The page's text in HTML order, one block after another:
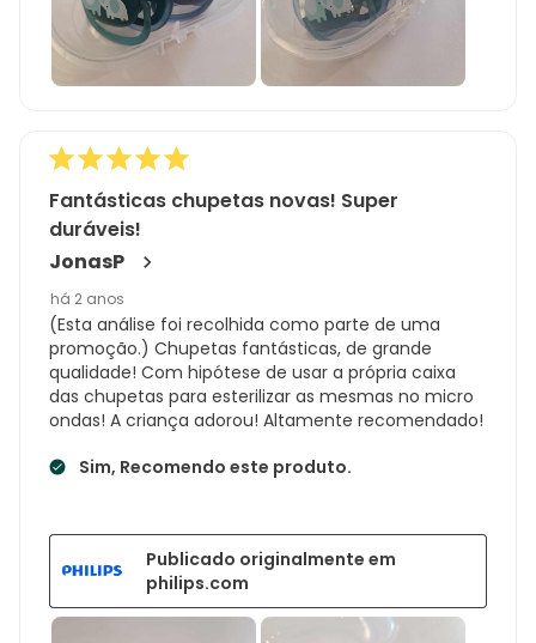
Fantásticas chupetas novas! Super
duráveis!
JonasP
há 2 anos
(Esta análise foi recolhida como parte de uma
promoção.) Chupetas fantásticas, de grande
qualidade! Com hipótese de usar a própria caixa
das chupetas para esterilizar as mesmas no micro
ondas! A criança adorou! Altamente recomendado!
Sim, Recomendo este produto.
Publicado originalmente em
philips.com